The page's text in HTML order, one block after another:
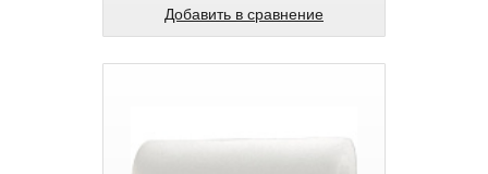
Добавить в сравнение